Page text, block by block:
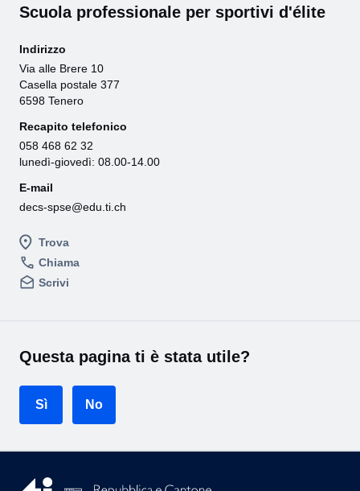
Scuola professionale per sportivi d'élite
Trova
Chiama
Scrivi
Indirizzo
Via alle Brere 10
Casella postale 377
6598 Tenero
Recapito telefonico
058 468 62 32
lunedì-giovedì: 08.00-14.00
E-mail
decs-spse@edu.ti.ch
Questa pagina ti è stata utile?
Sì No